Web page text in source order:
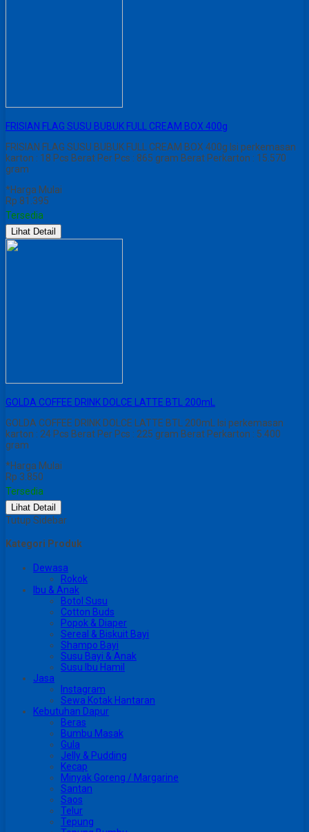
FRISIAN FLAG SUSU BUBUK FULL CREAM BOX 400g
FRISIAN FLAG SUSU BUBUK FULL CREAM BOX 400g Isi perkemasan
karton : 18 Pcs Berat Per Pcs : 865 gram Berat Perkarton : 15.570
gram
*Harga Mulai
Rp 81.395
Tersedia
Lihat Detail
GOLDA COFFEE DRINK DOLCE LATTE BTL 200mL
GOLDA COFFEE DRINK DOLCE LATTE BTL 200mL Isi perkemasan
karton : 24 Pcs Berat Per Pcs : 225 gram Berat Perkarton : 5.400
gram
*Harga Mulai
Rp 3.850
Tersedia
Lihat Detail
Tutup Sidebar
Kategori Produk
Dewasa
Rokok
Ibu & Anak
Botol Susu
Cotton Buds
Popok & Diaper
Sereal & Biskuit Bayi
Shampo Bayi
Susu Bayi & Anak
Susu Ibu Hamil
Jasa
Instagram
Sewa Kotak Hantaran
Kebutuhan Dapur
Beras
Bumbu Masak
Gula
Jelly & Pudding
Kecap
Minyak Goreng / Margarine
Santan
Saos
Telur
Tepung